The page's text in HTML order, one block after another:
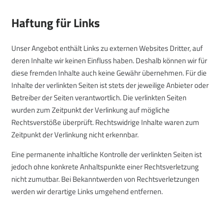
Haftung für Links
Unser Angebot enthält Links zu externen Websites Dritter, auf
deren Inhalte wir keinen Einfluss haben. Deshalb können wir für
diese fremden Inhalte auch keine Gewähr übernehmen. Für die
Inhalte der verlinkten Seiten ist stets der jeweilige Anbieter oder
Betreiber der Seiten verantwortlich. Die verlinkten Seiten
wurden zum Zeitpunkt der Verlinkung auf mögliche
Rechtsverstöße überprüft. Rechtswidrige Inhalte waren zum
Zeitpunkt der Verlinkung nicht erkennbar.
Eine permanente inhaltliche Kontrolle der verlinkten Seiten ist
jedoch ohne konkrete Anhaltspunkte einer Rechtsverletzung
nicht zumutbar. Bei Bekanntwerden von Rechtsverletzungen
werden wir derartige Links umgehend entfernen.